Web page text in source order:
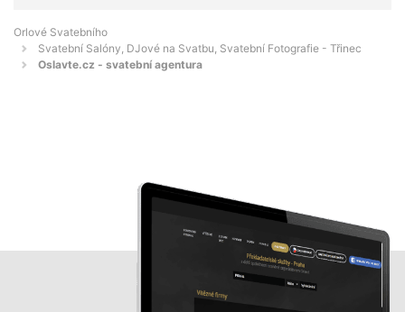
Orlové Svatebního
Svatební Salóny, DJové na Svatbu, Svatební Fotografie - Třinec
Oslavte.cz - svatební agentura